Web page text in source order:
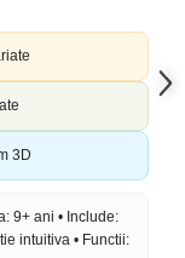
3D
9+ ani • Include:
intuitiva • Functii: